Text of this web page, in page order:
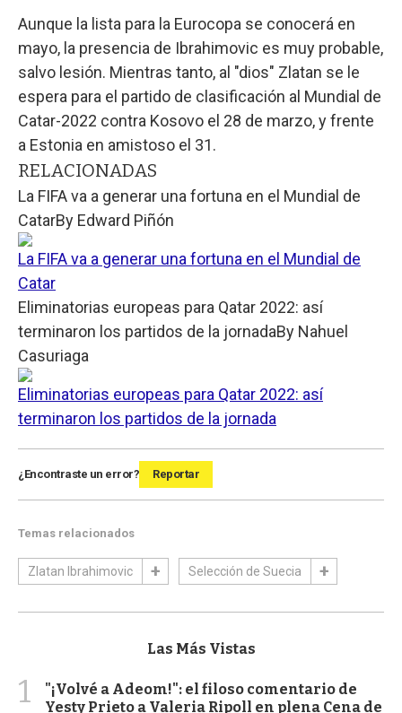
Aunque la lista para la Eurocopa se conocerá en
mayo, la presencia de Ibrahimovic es muy probable,
salvo lesión. Mientras tanto, al "dios" Zlatan se le
espera para el partido de clasificación al Mundial de
Catar-2022 contra Kosovo el 28 de marzo, y frente
a Estonia en amistoso el 31.
RELACIONADAS
La FIFA va a generar una fortuna en el Mundial de
CatarBy Edward Piñón
La FIFA va a generar una fortuna en el Mundial de
Catar
Eliminatorias europeas para Qatar 2022: así
terminaron los partidos de la jornadaBy Nahuel
Casuriaga
Eliminatorias europeas para Qatar 2022: así
terminaron los partidos de la jornada
¿Encontraste un error? Reportar
Temas relacionados
Zlatan Ibrahimovic Selección de Suecia
Las Más Vistas
1
"¡Volvé a Adeom!": el filoso comentario de
Yesty Prieto a Valeria Ripoll en plena Cena de